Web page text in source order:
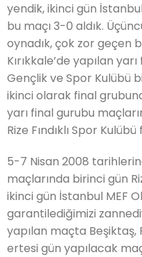
yendik, ikinci gün
bu maçı 3-0 aldık.
oynadık, çok zor geçen
Kırıkkale’de yapılan
Gençlik ve Spor Kulübü
ikinci olarak final
yarı final gurubu
Rize Fındıklı Spor
5-7 Nisan 2008
maçlarında birinci gün
ikinci gün İstanbul MEF
garantilediğimizi
yapılan maçta Beşiktaş,
ertesi gün yapılacak